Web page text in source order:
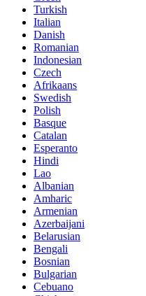
Turkish
Italian
Danish
Romanian
Indonesian
Czech
Afrikaans
Swedish
Polish
Basque
Catalan
Esperanto
Hindi
Lao
Albanian
Amharic
Armenian
Azerbaijani
Belarusian
Bengali
Bosnian
Bulgarian
Cebuano